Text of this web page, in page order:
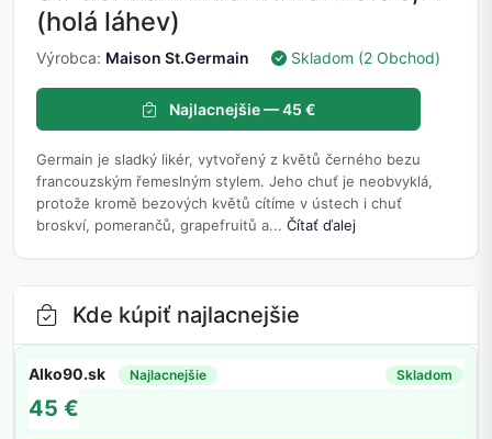
(holá láhev)
Výrobca: Maison St.Germain Skladom (2 Obchod)
Najlacnejšie — 45 €
Germain je sladký likér, vytvořený z květů černého bezu
francouzským řemeslným stylem. Jeho chuť je neobvyklá,
protože kromě bezových květů cítíme v ústech i chuť
broskví, pomerančů, grapefruitů a... Čítať ďalej
Kde kúpiť najlacnejšie
Alko90.sk Najlacnejšie Skladom
45 €